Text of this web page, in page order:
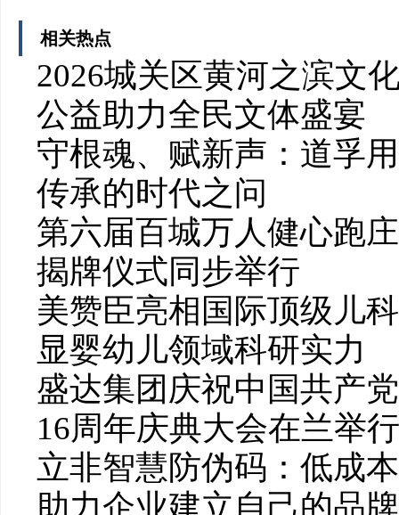
相关热点
2026城关区黄河之滨文
公益助力全民文体盛宴
守根魂、赋新声：道孚
传承的时代之问
第六届百城万人健心跑
揭牌仪式同步举行
美赞臣亮相国际顶级儿
显婴幼儿领域科研实力
盛达集团庆祝中国共产
16周年庆典大会在兰举行
立非智慧防伪码：低成
助力企业建立自己的品